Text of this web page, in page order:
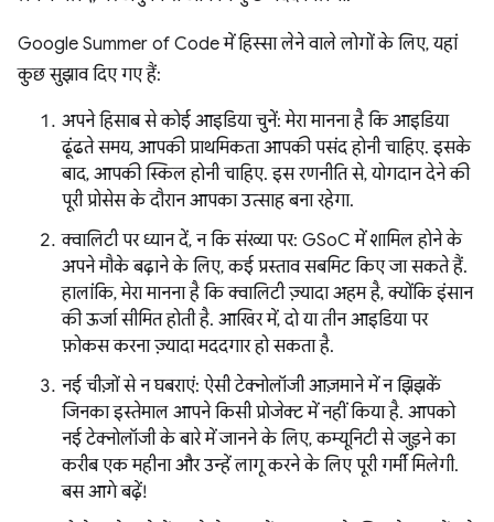
Google Summer of Code में हिस्सा लेने वाले लोगों के लिए, यहां
कुछ सुझाव दिए गए हैं:
अपने हिसाब से कोई आइडिया चुनें: मेरा मानना है कि आइडिया
ढूंढते समय, आपकी प्राथमिकता आपकी पसंद होनी चाहिए. इसके
बाद, आपकी स्किल होनी चाहिए. इस रणनीति से, योगदान देने की
पूरी प्रोसेस के दौरान आपका उत्साह बना रहेगा.
क्वालिटी पर ध्यान दें, न कि संख्या पर: GSoC में शामिल होने के
अपने मौके बढ़ाने के लिए, कई प्रस्ताव सबमिट किए जा सकते हैं.
हालांकि, मेरा मानना है कि क्वालिटी ज़्यादा अहम है, क्योंकि इंसान
की ऊर्जा सीमित होती है. आखिर में, दो या तीन आइडिया पर
फ़ोकस करना ज़्यादा मददगार हो सकता है.
नई चीज़ों से न घबराएं: ऐसी टेक्नोलॉजी आज़माने में न झिझकें
जिनका इस्तेमाल आपने किसी प्रोजेक्ट में नहीं किया है. आपको
नई टेक्नोलॉजी के बारे में जानने के लिए, कम्यूनिटी से जुड़ने का
करीब एक महीना और उन्हें लागू करने के लिए पूरी गर्मी मिलेगी.
बस आगे बढ़ें!